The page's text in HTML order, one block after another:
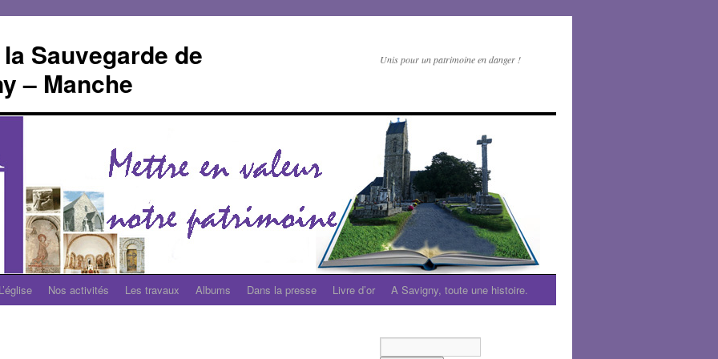
Sauvegarde de
– Manche
Unis pour un patrimoine en danger !
L’église Nos activités Les travaux Albums Dans la presse Livre d’or A Savigny, toute une histoire.